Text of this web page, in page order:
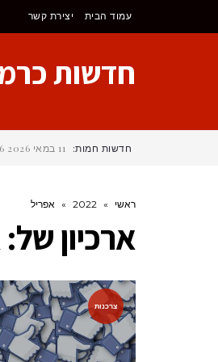
עמוד הבית יצירת קשר
חדשות
חדשות חמות: 11 במאי 2026
ראשי »
2022
» אפריל
ארכיון של:
צרכנות